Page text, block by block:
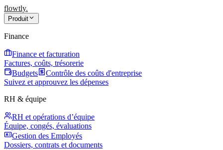
flowtly.
Produit
Finance
Finance et facturation
Factures, coûts, trésorerie
Budgets
Contrôle des coûts d'entreprise
Suivez et approuvez les dépenses
RH & équipe
RH et opérations d’équipe
Équipe, congés, évaluations
Gestion des Employés
Dossiers, contrats et documents